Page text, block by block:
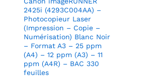
2425i (4293C004AA) –
Photocopieur Laser
(Impression – Copie –
Numérisation) Blanc Noir
– Format A3 – 25 ppm
(A4) – 12 ppm (A3) – 11
ppm (A4R) – BAC 330
feuilles